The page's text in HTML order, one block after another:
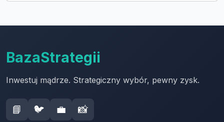
BazaStrategii
Inwestuj mądrze. Strategiczny wybór, pewny zysk.
📘 🐦 💼 📸